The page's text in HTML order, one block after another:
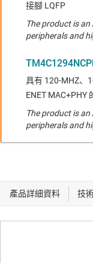
接腳 LQFP
The product is
peripherals and
具有 120-MHZ、
ENET MAC+PHY
The product is
peripherals and